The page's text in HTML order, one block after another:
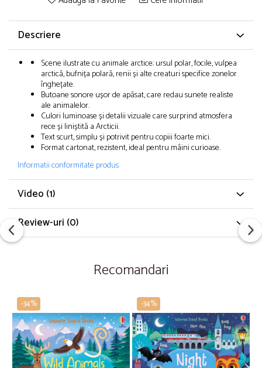
Descriere
Scene ilustrate cu animale arctice: ursul polar, focile, vulpea
arctică, bufnița polară, renii și alte creaturi specifice zonelor
înghețate.
Butoane sonore ușor de apăsat, care redau sunete realiste
ale animalelor.
Culori luminoase și detalii vizuale care surprind atmosfera
rece și liniștită a Arcticii.
Text scurt, simplu și potrivit pentru copiii foarte mici.
Format cartonat, rezistent, ideal pentru mâini curioase.
Informatii conformitate produs
Video (1)
Review-uri (0)
Recomandari
-34% -34%